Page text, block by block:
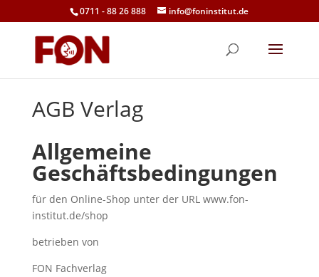
0711 - 88 26 888 info@foninstitut.de
AGB Verlag
Allgemeine
Geschäftsbedingungen
für den Online-Shop unter der URL www.fon-
institut.de/shop
betrieben von
FON Fachverlag